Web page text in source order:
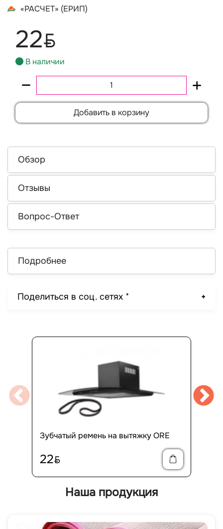
«РАСЧЕТ» (ЕРИП)
22BYN
В наличии
Добавить в корзину
Обзор
Отзывы
Вопрос-Ответ
Подробнее
Поделиться в соц. сетях *
Зубчатый ремень на вытяжку ORE
22BYN
Наша продукция